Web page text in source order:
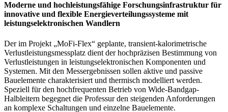
Moderne und hochleistungsfähige Forschungsinfrastruktur für
innovative und flexible Energieverteilungssysteme mit
leistungselektronischen Wandlern
Der im Projekt „MoFi-Flex“ geplante, transient-kalorimetrische
Verlustleistungsmessplatz dient der hochpräzisen Bestimmung von
Verlustleistungen in leistungselektronischen Komponenten und
Systemen. Mit den Messergebnissen sollen aktive und passive
Bauelemente charakterisiert und thermisch modelliert werden.
Speziell für den hochfrequenten Betrieb von Wide-Bandgap-
Halbleitern begegnet die Professur den steigenden Anforderungen
an komplexe Schaltungen und einzelne Bauelemente.